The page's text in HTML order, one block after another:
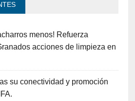
menos! Refuerza
acciones de limpieza en
su conectividad y promoción